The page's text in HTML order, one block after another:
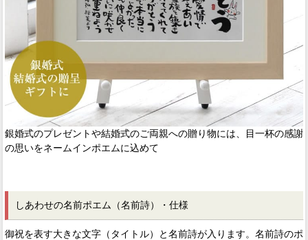
銀婚式のプレゼントや結婚式のご両親への贈り物には、目一杯の感謝
の思いをネームインポエムに込めて
しあわせの名前ポエム（名前詩）・仕様
御祝を表す大きな文字（タイトル）と名前詩が入ります。名前詩のポ